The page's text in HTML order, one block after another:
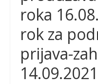
roka
rok za
prijava-